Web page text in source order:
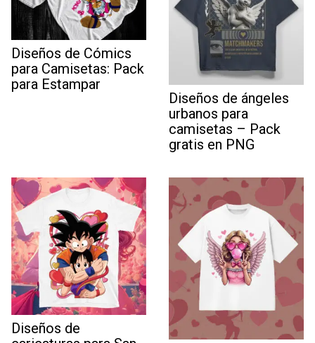
Diseños de Cómics
para Camisetas: Pack
para Estampar
Diseños de ángeles
urbanos para
camisetas – Pack
gratis en PNG
Diseños de